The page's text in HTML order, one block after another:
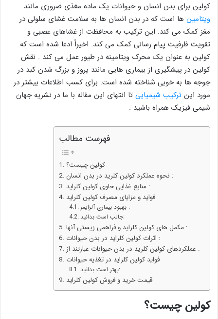
کولین برای بدن انسان و حیوانات یک ماده مغذی ضروری مانند
ویتامین ها است که در بدن انسان ها به سلامت غشای سلولی در
مغز کمک می کند. این ترکیب به محافظت از غشاهای عصبی و
تقویت ظرفیت پیام رسانی کمک می کند. اخیراً ادعا شده است که
کولین به عنوان یک محرک ویتامینه در طیور عمل می کند . نقش
کولین در پیشگیری از بیماری هایی مانند پروز و بزرگ شدن کبد در
جوجه ها به خوبی شناخته شده است. برای کسب اطلاعات بیشتر در
مورد این ترکیب شیمیایی تا انتهای این مقاله با ما در نشریه جهان
شیمی فیزیک همراه باشید .
فهرست مطالب
کولین چیست؟
نحوه عملکرد کولین کلرید در بدن انسان :
منابع غذایی حاوی کولین کلراید :
فواید و مزایای مصرف کولین کلراید
بهبود بیماری آلزایمر :
جالب است بدانید:
مکمل های کولین کلراید و فراهمی زیستی آنها :
اثرات کولین کلراید در بدن حیوانات :
عملکردهای کولین کلرید در بدن حیوانات عبارتند از :
فواید کولین کلراید در تغذیه حیوانات
بهتر است بدانید:
قیمت خرید و فروش کولین کلراید
کولین چیست؟